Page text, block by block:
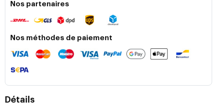
Nos partenaires
Nos méthodes de paiement
Détails